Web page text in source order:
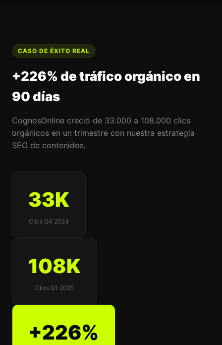
CASO DE ÉXITO REAL
+226% de tráfico orgánico en
90 días
CognosOnline creció de 33.000 a 108.000 clics
orgánicos en un trimestre con nuestra estrategia
SEO de contenidos.
33K
Clics Q4 2024
108K
Clics Q1 2025
+226%